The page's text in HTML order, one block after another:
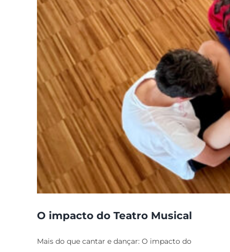
O impacto do Teatro Musical
Mais do que cantar e dançar: O impacto do